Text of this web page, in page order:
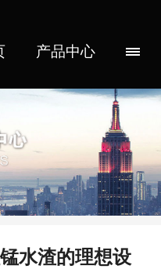
产品中心
水渣的理想设